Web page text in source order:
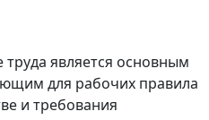
труда является основным
для рабочих правила
и требования